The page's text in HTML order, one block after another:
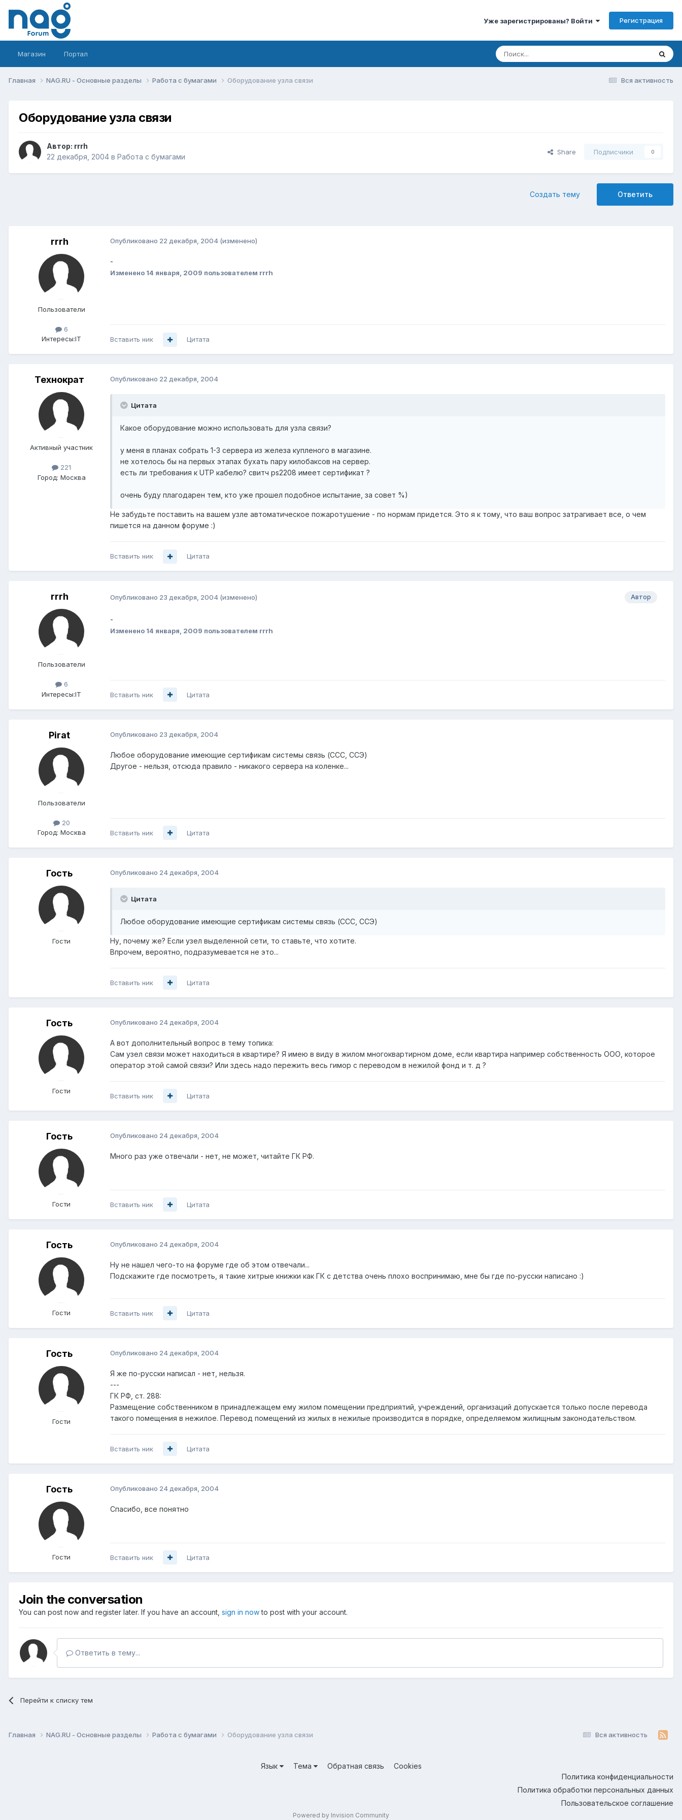
Уже зарегистрированы? Войти Регистрация
Магазин Портал
Вся активность
Главная NAG.RU - Основные разделы Работа с бумагами Оборудование узла связи
Оборудование узла связи
Автор: rrrh
22 декабря, 2004 в Работа с бумагами
Share Подписчики 0
Ответить
Создать тему
rrrh
Пользователи
6
Интересы:IT
Опубликовано 22 декабря, 2004 (изменено)
-
Изменено 14 января, 2009 пользователем rrrh
Вставить ник Цитата
Технократ
Активный участник
221
Город: Москва
Опубликовано 22 декабря, 2004
Цитата
Какое оборудование можно использовать для узла связи?
у меня в планах собрать 1-3 сервера из железа купленого в магазине.
не хотелось бы на первых этапах бухать пару килобаксов на сервер.
есть ли требования к UTP кабелю? свитч ps2208 имеет сертификат ?
очень буду плагодарен тем, кто уже прошел подобное испытание, за совет %)
Не забудьте поставить на вашем узле автоматическое пожаротушение - по нормам придется. Это я к тому, что ваш вопрос затрагивает все, о чем
пишется на данном форуме :)
Вставить ник Цитата
rrrh
Пользователи
6
Интересы:IT
Автор
Опубликовано 23 декабря, 2004 (изменено)
-
Изменено 14 января, 2009 пользователем rrrh
Вставить ник Цитата
Pirat
Пользователи
20
Город: Москва
Опубликовано 23 декабря, 2004
Любое оборудование имеющие сертификам системы связь (ССС, ССЭ)
Другое - нельзя, отсюда правило - никакого сервера на коленке...
Вставить ник Цитата
Гость
Гости
Опубликовано 24 декабря, 2004
Цитата
Любое оборудование имеющие сертификам системы связь (ССС, ССЭ)
Ну, почему же? Если узел выделенной сети, то ставьте, что хотите.
Впрочем, вероятно, подразумевается не это...
Вставить ник Цитата
Гость
Гости
Опубликовано 24 декабря, 2004
А вот дополнительный вопрос в тему топика:
Сам узел связи может находиться в квартире? Я имею в виду в жилом многоквартирном доме, если квартира например собственность ООО, которое
оператор этой самой связи? Или здесь надо пережить весь гимор с переводом в нежилой фонд и т. д ?
Вставить ник Цитата
Гость
Гости
Опубликовано 24 декабря, 2004
Много раз уже отвечали - нет, не может, читайте ГК РФ.
Вставить ник Цитата
Гость
Гости
Опубликовано 24 декабря, 2004
Ну не нашел чего-то на форуме где об этом отвечали...
Подскажите где посмотреть, я такие хитрые книжки как ГК с детства очень плохо воспринимаю, мне бы где по-русски написано :)
Вставить ник Цитата
Гость
Гости
Опубликовано 24 декабря, 2004
Я же по-русски написал - нет, нельзя.
---
ГК РФ, ст. 288:
Размещение собственником в принадлежащем ему жилом помещении предприятий, учреждений, организаций допускается только после перевода
такого помещения в нежилое. Перевод помещений из жилых в нежилые производится в порядке, определяемом жилищным законодательством.
Вставить ник Цитата
Гость
Гости
Опубликовано 24 декабря, 2004
Спасибо, все понятно
Вставить ник Цитата
Join the conversation
You can post now and register later. If you have an account, sign in nowto post with your account.
Ответить в тему...
Перейти к списку тем
Вся активность
Главная NAG.RU - Основные разделы Работа с бумагами Оборудование узла связи
Язык Тема Обратная связь
Cookies
Политика конфиденциальности
Политика обработки персональных данных
Пользовательское соглашение
Powered by Invision Community